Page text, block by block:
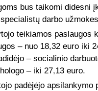
bus taikomi didesni
darbo
teikiamos paslaugos
– nuo 18,32 euro iki
– socialinio
– iki 27,13 euro.
padėjėjo